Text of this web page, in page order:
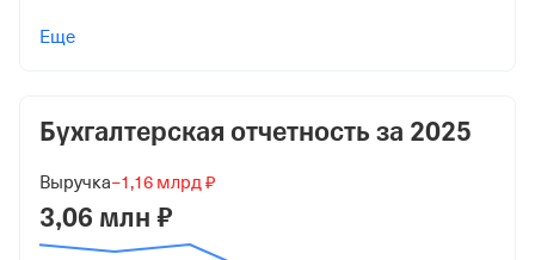
Акционерное Общество "Интер Рао-
7 июня 2005
Еще
Бухгалтерская отчетность за 2025
Выручка−1,16 млрд ₽
3,06 млн ₽